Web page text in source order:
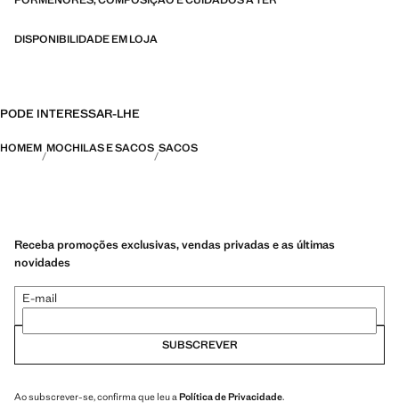
DISPONIBILIDADE EM LOJA
PODE INTERESSAR-LHE
HOMEM MOCHILAS E SACOS SACOS
Receba promoções exclusivas, vendas privadas e as últimas
novidades
E-mail
SUBSCREVER
Ao subscrever-se, confirma que leu a Política de Privacidade.